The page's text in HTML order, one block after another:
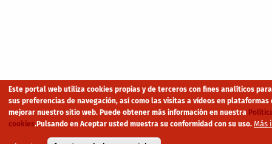
Este portal web utiliza cookies propias y de terceros con fines analíticos
sus preferencias de navegación, así como las visitas a vídeos en plataformas
mejorar nuestro sitio web. Puede obtener más información en nuestra
cookies.Pulsando en Aceptar usted muestra su conformidad con su uso. Más